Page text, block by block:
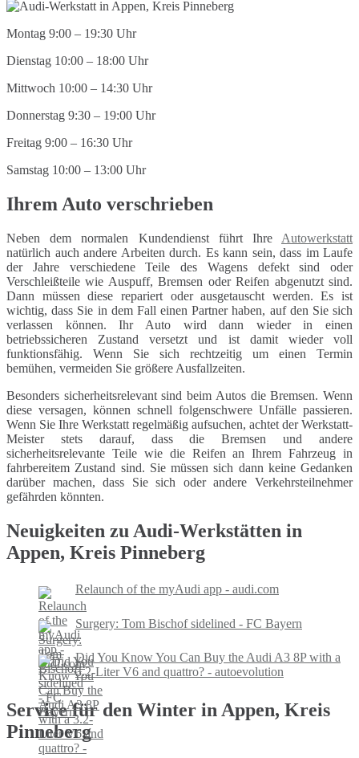
Montag 9:00 – 19:30 Uhr
Dienstag 10:00 – 18:00 Uhr
Mittwoch 10:00 – 14:30 Uhr
Donnerstag 9:30 – 19:00 Uhr
Freitag 9:00 – 16:30 Uhr
Samstag 10:00 – 13:00 Uhr
Ihrem Auto verschrieben
Neben dem normalen Kundendienst führt Ihre Autowerkstatt
natürlich auch andere Arbeiten durch. Es kann sein, dass im Laufe
der Jahre verschiedene Teile des Wagens defekt sind oder
Verschleißteile wie Auspuff, Bremsen oder Reifen abgenutzt sind.
Dann müssen diese repariert oder ausgetauscht werden. Es ist
wichtig, dass Sie in dem Fall einen Partner haben, auf den Sie sich
verlassen können. Ihr Auto wird dann wieder in einen
betriebssicheren Zustand versetzt und ist damit wieder voll
funktionsfähig. Wenn Sie sich rechtzeitig um einen Termin
bemühen, vermeiden Sie größere Ausfallzeiten.
Besonders sicherheitsrelevant sind beim Autos die Bremsen. Wenn
diese versagen, können schnell folgenschwere Unfälle passieren.
Wenn Sie Ihre Werkstatt regelmäßig aufsuchen, achtet der Werkstatt-
Meister stets darauf, dass die Bremsen und andere
sicherheitsrelevante Teile wie die Reifen an Ihrem Fahrzeug in
fahrbereitem Zustand sind. Sie müssen sich dann keine Gedanken
darüber machen, dass Sie sich oder andere Verkehrsteilnehmer
gefährden könnten.
Neuigkeiten zu Audi-Werkstätten in
Appen, Kreis Pinneberg
Relaunch of the myAudi app - audi.com
Surgery: Tom Bischof sidelined - FC Bayern
Did You Know You Can Buy the Audi A3 8P with a
3.2-Liter V6 and quattro? - autoevolution
Service für den Winter in Appen, Kreis
Pinneberg